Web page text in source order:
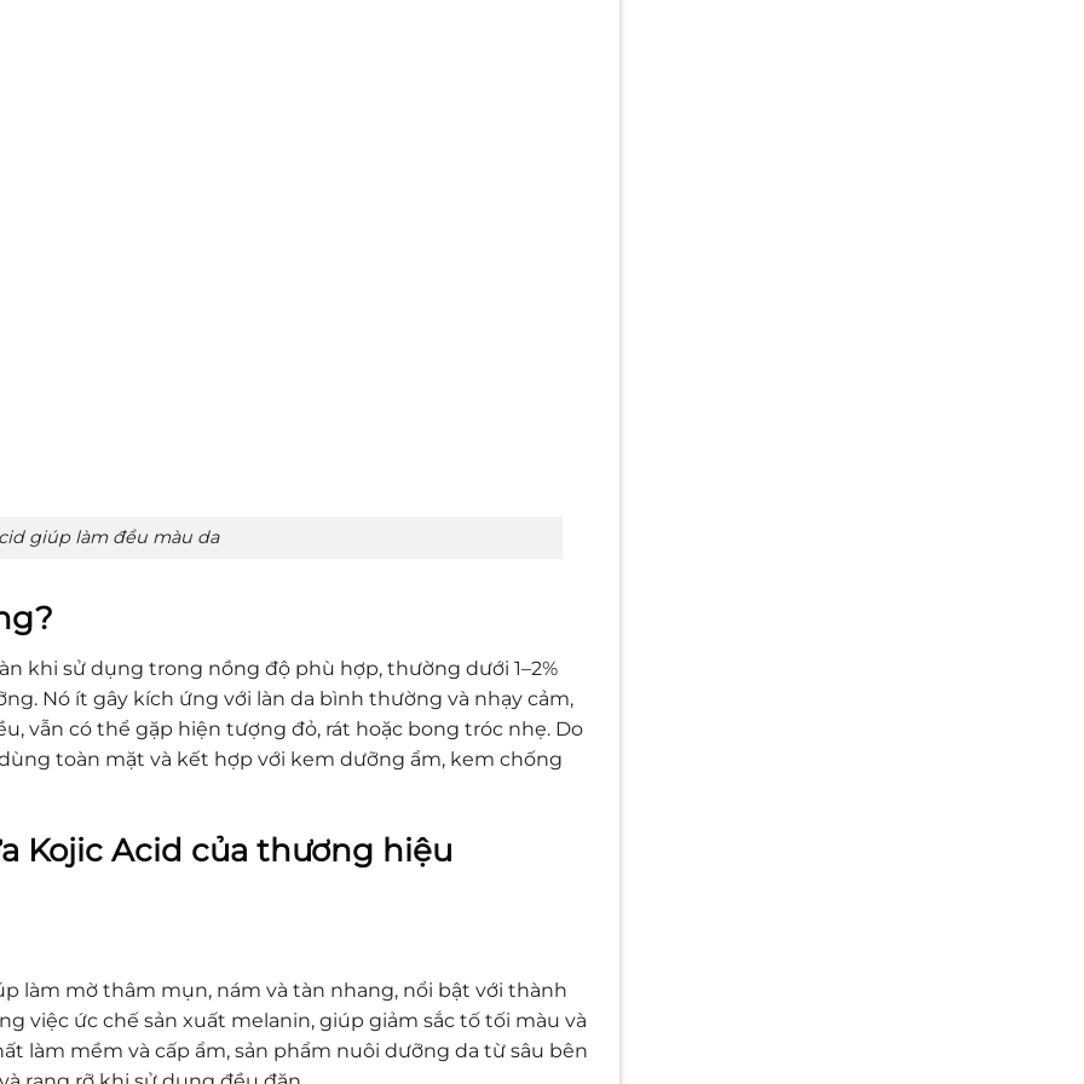
giúp làm đều màu da
khi sử dụng trong nồng độ phù hợp, thường dưới 1–2%
Nó ít gây kích ứng với làn da bình thường và nhạy cảm,
vẫn có thể gặp hiện tượng đỏ, rát hoặc bong tróc nhẹ. Do
toàn mặt và kết hợp với kem dưỡng ẩm, kem chống
Kojic Acid của thương hiệu
làm mờ thâm mụn, nám và tàn nhang, nổi bật với thành
việc ức chế sản xuất melanin, giúp giảm sắc tố tối màu và
làm mềm và cấp ẩm, sản phẩm nuôi dưỡng da từ sâu bên